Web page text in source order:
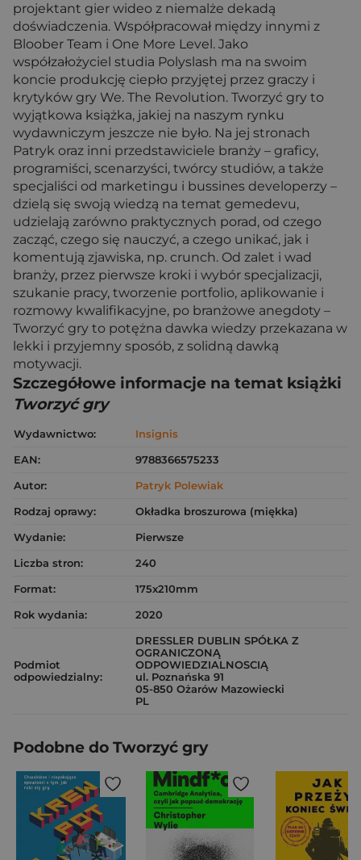
projektant gier wideo z niemalże dekadą
doświadczenia. Współpracował między innymi z
Bloober Team i One More Level. Jako
współzałożyciel studia Polyslash ma na swoim
koncie produkcję ciepło przyjętej przez graczy i
krytyków gry We. The Revolution. Tworzyć gry to
wyjątkowa książka, jakiej na naszym rynku
wydawniczym jeszcze nie było. Na jej stronach
Patryk oraz inni przedstawiciele branży – graficy,
programiści, scenarzyści, twórcy studiów, a także
specjaliści od marketingu i bussines developerzy –
dzielą się swoją wiedzą na temat gemedevu,
udzielają zarówno praktycznych porad, od czego
zacząć, czego się nauczyć, a czego unikać, jak i
komentują zjawiska, np. crunch. Od zalet i wad
branży, przez pierwsze kroki i wybór specjalizacji,
szukanie pracy, tworzenie portfolio, aplikowanie i
rozmowy kwalifikacyjne, po branżowe anegdoty –
Tworzyć gry to potężna dawka wiedzy przekazana w
lekki i przyjemny sposób, z solidną dawką
motywacji.
Szczegółowe informacje na temat książki
Tworzyć gry
Wydawnictwo:
Insignis
EAN:
9788366575233
Autor:
Patryk Polewiak
Rodzaj oprawy:
Okładka broszurowa (miękka)
Wydanie:
Pierwsze
Liczba stron:
240
Format:
175x210mm
Rok wydania:
2020
Podmiot
odpowiedzialny:
DRESSLER DUBLIN SPÓŁKA Z
OGRANICZONĄ
ODPOWIEDZIALNOSCIĄ
ul. Poznańska 91
05-850 Ożarów Mazowiecki
PL
Podobne do Tworzyć gry